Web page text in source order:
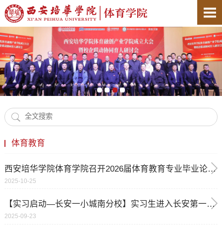
体育教育
西安培华学院体育学院召开2026届体育教育专业毕业论文启动大会—让青春科研梦，从这里启航
2025-10-25
【实习启动—长安一小城南分校】实习生进入长安第一小学城南分校，正式开启实习之旅
2025-09-23